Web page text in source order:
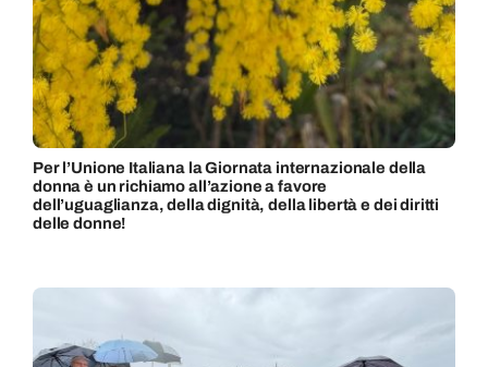
Per l’Unione Italiana la Giornata internazionale della
donna è un richiamo all’azione a favore
dell’uguaglianza, della dignità, della libertà e dei diritti
delle donne!